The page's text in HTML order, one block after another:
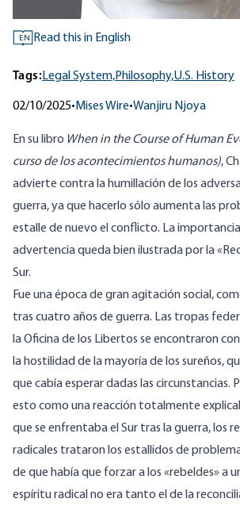
EN Read this in English
Tags:Legal System,Philosophy,U.S. History
02/10/2025• Mises Wire•Wanjiru Njoya
En su libro When in the Course of Human
curso de los acontecimientos humanos),
advierte contra la humillación de los
guerra, ya que hacerlo sólo aumenta las
estalle de nuevo el conflicto. La
advertencia queda bien ilustrada por la
Sur.
Fue una época de gran agitación social,
tras cuatro años de guerra. Las tropas
la Oficina de los Libertos se encontraron
la hostilidad de la mayoría de los sureños,
que cabía esperar dadas las circunstancias.
esto como una reacción totalmente
que se enfrentaba el Sur tras la guerra, los
radicales trataron los estallidos de
de que había que forzar a los «rebeldes» a
espíritu radical no era tanto el de la